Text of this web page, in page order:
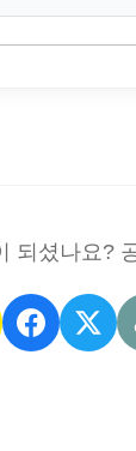
되셨나요?